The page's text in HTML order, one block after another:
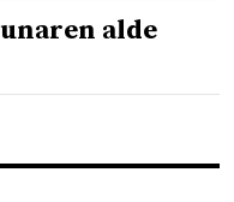
alde